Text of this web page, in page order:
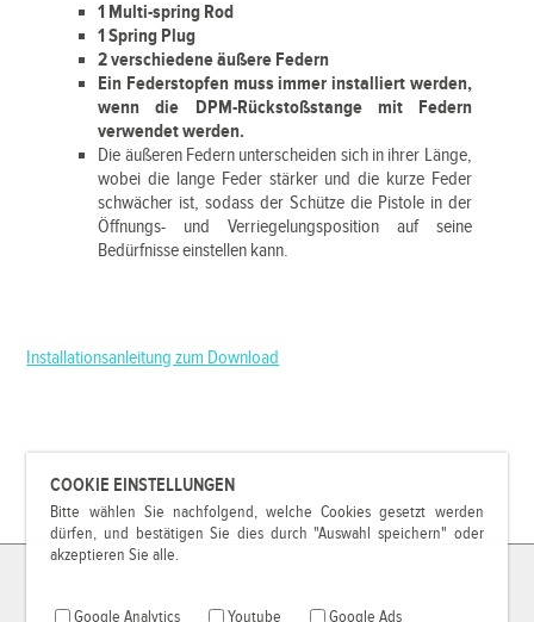
COOKIE EINSTELLUNGEN
Bitte wählen Sie nachfolgend, welche Cookies gesetzt werden
dürfen, und bestätigen Sie dies durch "Auswahl speichern" oder
akzeptieren Sie alle.
Google Analytics Youtube Google Ads
1 Multi-spring Rod
1 Spring Plug
2 verschiedene äußere Federn
Ein Federstopfen muss immer installiert werden,
wenn die DPM-Rückstoßstange mit Federn
verwendet werden.
Die äußeren Federn unterscheiden sich in ihrer Länge,
wobei die lange Feder stärker und die kurze Feder
schwächer ist, sodass der Schütze die Pistole in der
Öffnungs- und Verriegelungsposition auf seine
Bedürfnisse einstellen kann.
Installationsanleitung zum Download